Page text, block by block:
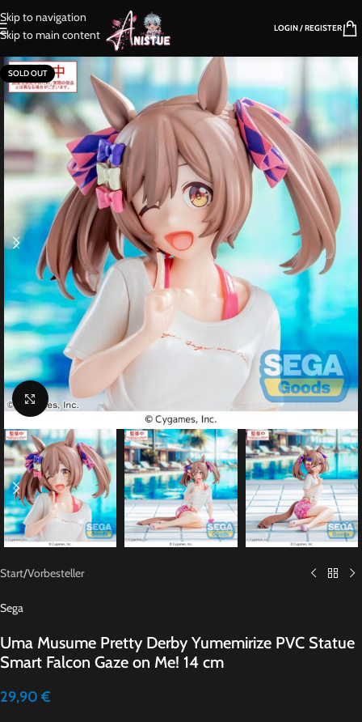
Skip to navigation
Skip to main content
LOGIN / REGISTER
SOLD OUT
Click to enlarge
Start/Vorbesteller
Sega
Uma Musume Pretty Derby Yumemirize PVC Statue
Smart Falcon Gaze on Me! 14 cm
29,90 €